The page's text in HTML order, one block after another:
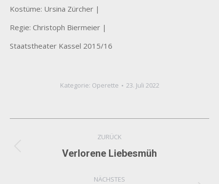
Kostüme: Ursina Zürcher |
Regie: Christoph Biermeier |
Staatstheater Kassel 2015/16
Kategorie: Operette 23. Juli 2022
Navigation
ZURÜCK
Vorheriges
Verlorene Liebesmüh
NÄCHSTES